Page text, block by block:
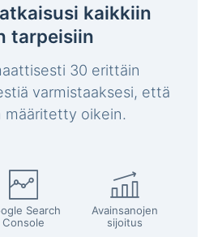
kaikkiin
tarpeisiin
30 erittäin
varmistaaksesi, että
määritetty oikein.
Search
Console
Avainsanojen
sijoitus